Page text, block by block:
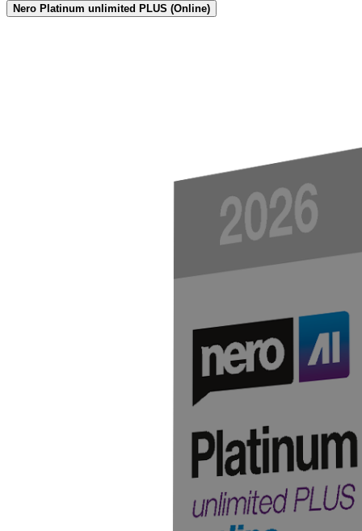
Nero Platinum unlimited PLUS (Online)